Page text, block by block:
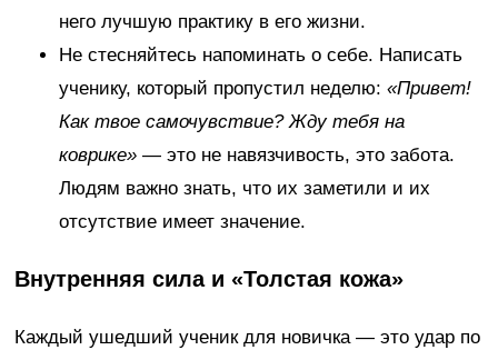
него лучшую практику в его жизни.
Не стесняйтесь напоминать о себе. Написать
ученику, который пропустил неделю: «Привет!
Как твое самочувствие? Жду тебя на
коврике» — это не навязчивость, это забота.
Людям важно знать, что их заметили и их
отсутствие имеет значение.
Внутренняя сила и «Толстая кожа»
Каждый ушедший ученик для новичка — это удар по